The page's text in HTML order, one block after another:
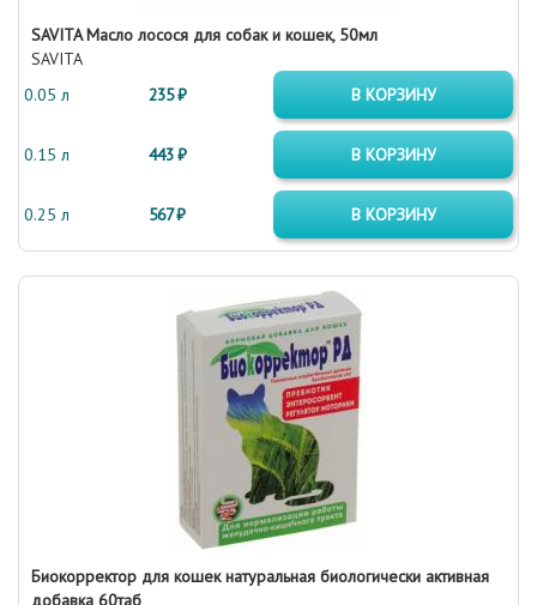
SAVITA Масло лосося для собак и кошек, 50мл
SAVITA
0.05 л
235 ₽ В КОРЗИНУ
0.15 л 443 ₽ В КОРЗИНУ
0.25 л 567 ₽ В КОРЗИНУ
Биокорректор для кошек натуральная биологически активная
добавка 60таб